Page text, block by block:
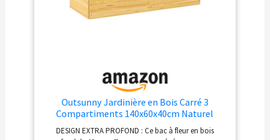
Outsunny Jardinière en Bois Carré 3
Compartiments 140x60x40cm Naturel
DESIGN EXTRA PROFOND : Ce bac à fleur en bois